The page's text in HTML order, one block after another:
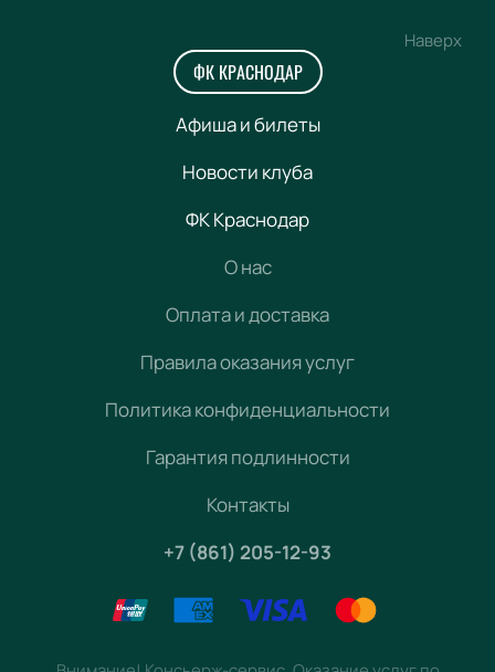
Наверх
ФК КРАСНОДАР
Афиша и билеты
Новости клуба
ФК Краснодар
О нас
Оплата и доставка
Правила оказания услуг
Политика конфиденциальности
Гарантия подлинности
Контакты
+7 (861) 205-12-93